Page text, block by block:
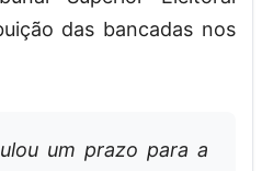
dar um “cheque em
Superior Eleitoral